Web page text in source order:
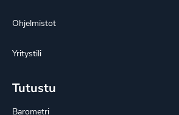
Ohjelmistot
Yritystili
Tutustu
Barometri